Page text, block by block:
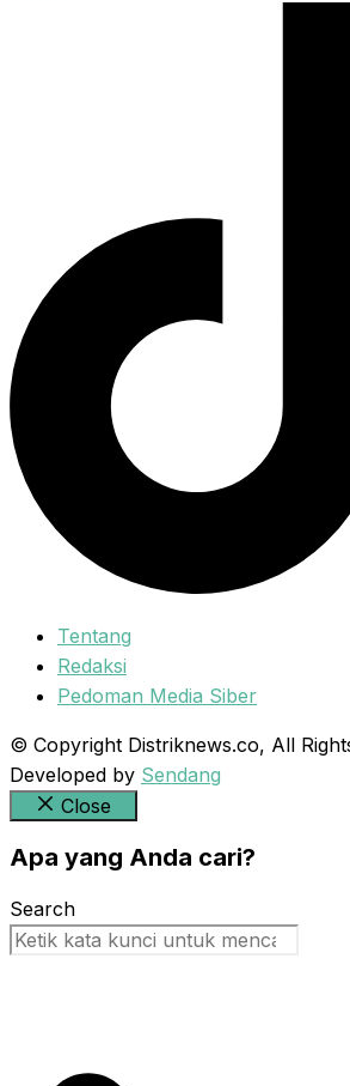
Tentang
Redaksi
Pedoman Media Siber
© Copyright Distriknews.co, All
Developed by Sendang
Close
Apa yang Anda cari?
Search